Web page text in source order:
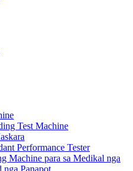
Test Machine
Performance Tester
Machine para sa Medikal nga
nga Panapot